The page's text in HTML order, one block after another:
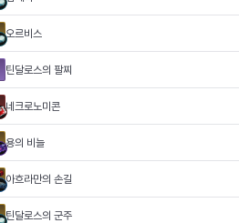
오르비스
틴달로스의 팔찌
네크로노미콘
용의 비늘
아흐라만의 손길
틴달로스의 군주